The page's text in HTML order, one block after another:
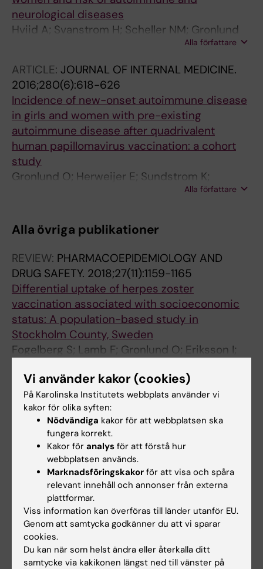
neurological diseases
Hviid A; Svanstrom H; Scheller NM; Gronlund
O; Pasternak B; Arnheim-Dahlstrom LAlla författare
ARTICLE: JOURNAL OF INTERNAL MEDICINE.
2016;280(6):618-626
Incidence of new-onset autoimmune disease
in girls and women with pre-existing
autoimmune disease after quadrivalent
human papillomavirus vaccination: a cohort
study
Gronlund O; Herweijer E; Sundstrom K;
Alla författare
Alla övriga publikationer
REVIEW: PHARMACOEPIDEMIOLOGY AND
DRUG SAFETY. 2018;27(11):1159-1165
Differential uptake of herpes zoster
vaccination associated with socioeconomic
status: A population-based study in
Stockholm County, Sweden
Fogelberg S; Lamb F; Gronlund O; Eriksson I;
Dahlstrom L
LETTER:JOURNAL OF INTERNAL MEDICINE.
2017;281(3):311-312
Authors' response: Letter to the Editor - HPV
vaccine and autoimmunity
Gronlund O; Herweijer E; Sundstrom K;
Arnheim-Dahlstrom L
Forskningsområden:
Epidemiologi
Är du Olof Grönlund?
Redigera din profil
Vi använder kakor (cookies)
På Karolinska Institutets webbplats använder vi
kakor för olika syften:
Nödvändiga kakor för att webbplatsen ska
fungera korrekt.
Kakor för analys för att förstå hur
webbplatsen används.
Marknadsföringskakor för att visa och spåra
relevant innehåll och annonser från externa
plattformar.
Viss information kan överföras till länder utanför EU.
Genom att samtycka godkänner du att vi sparar
cookies.
Du kan när som helst ändra eller återkalla ditt
samtycke via kakikonen längst ned till vänster på